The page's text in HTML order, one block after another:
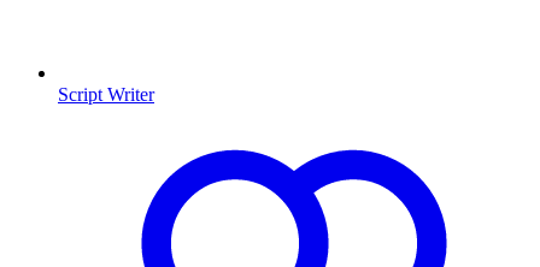
Script Writer